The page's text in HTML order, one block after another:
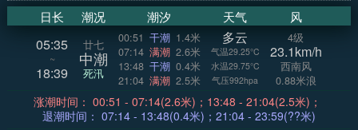
日长 潮况 潮汐 天气 风
05:35
~
18:39
廿七
中潮
死汛
00:51 干潮 1.4米
07:14 满潮 2.6米
13:48 干潮 0.4米
21:04 满潮 2.5米
多云
气温29.25°C
水温29.75°C
气压992hpa
4级
23.1km/h
西南风
0.88米浪
涨潮时间： 00:51 - 07:14(2.6米)；13:48 - 21:04(2.5米)；
退潮时间： 07:14 - 13:48(0.4米)；21:04 - 23:59(??米)